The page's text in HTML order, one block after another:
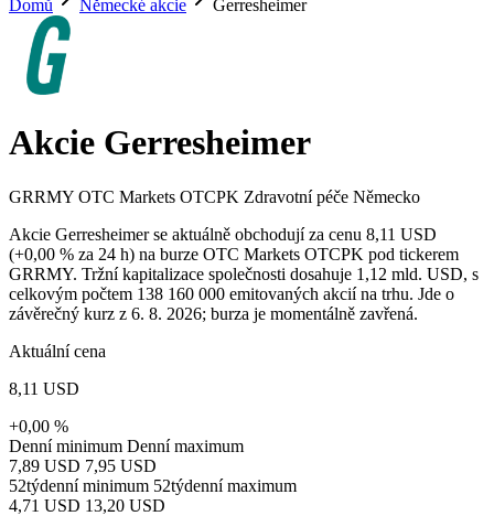
Domů
Německé akcie Gerresheimer
Akcie Gerresheimer
GRRMY OTC Markets OTCPK Zdravotní péče Německo
Akcie Gerresheimer se aktuálně obchodují za cenu 8,11 USD
(+0,00 % za 24 h) na burze OTC Markets OTCPK pod tickerem
GRRMY. Tržní kapitalizace společnosti dosahuje 1,12 mld. USD, s
celkovým počtem 138 160 000 emitovaných akcií na trhu. Jde o
závěrečný kurz z 6. 8. 2026; burza je momentálně zavřená.
Aktuální cena
8,11 USD
+0,00 %
Denní minimum Denní maximum
7,89 USD 7,95 USD
52týdenní minimum 52týdenní maximum
4,71 USD 13,20 USD